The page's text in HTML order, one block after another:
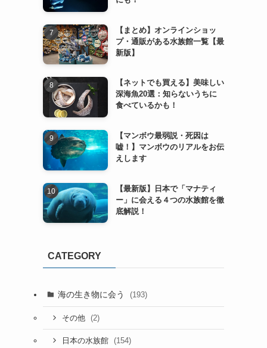
【まとめ】オンラインショッ
プ・通販がある水族館一覧【最
新版】
【ネットでも買える】美味しい
深海魚20選：知らないうちに
食べているかも！
【マンボウ最弱説・死因は
嘘！】マンボウのリアルをお伝
えします
【最新版】日本で「マナティ
ー」に会える４つの水族館を徹
底解説！
CATEGORY
海の生き物に会う (193)
その他 (2)
日本の水族館 (154)